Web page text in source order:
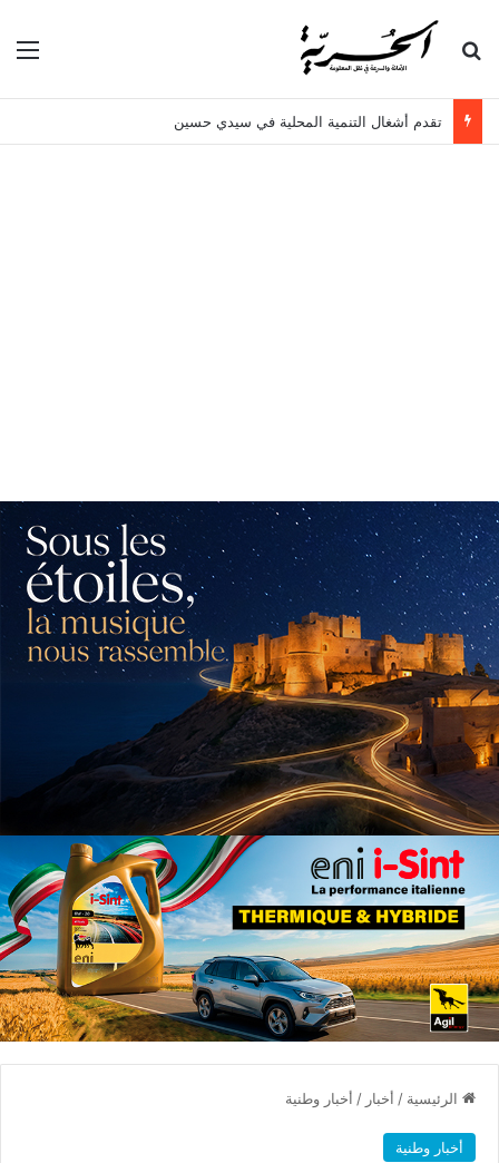
بحث عن
تقدم أشغال التنمية المحلية في سيدي حسين
الرئيسية / أخبار / أخبار وطنية
أخبار وطنية